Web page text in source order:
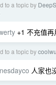
to a topic by
+1 不充值
to a topic by
人家也